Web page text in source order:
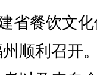
餐饮文化
顺利召开